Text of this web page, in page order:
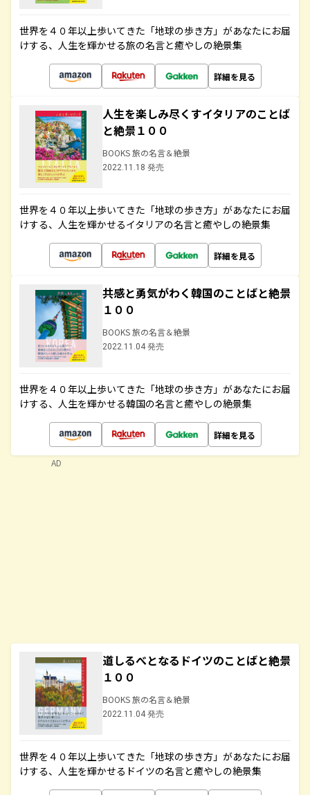
世界を４０年以上歩いてきた「地球の歩き方」があなたにお届
けする、人生を輝かせる旅の名言と癒やしの絶景集
詳細を見る
人生を楽しみ尽くすイタリアのことば
と絶景１００
BOOKS 旅の名言＆絶景
2022.11.18 発売
世界を４０年以上歩いてきた「地球の歩き方」があなたにお届
けする、人生を輝かせるイタリアの名言と癒やしの絶景集
詳細を見る
共感と勇気がわく韓国のことばと絶景
１００
BOOKS 旅の名言＆絶景
2022.11.04 発売
世界を４０年以上歩いてきた「地球の歩き方」があなたにお届
けする、人生を輝かせる韓国の名言と癒やしの絶景集
詳細を見る
道しるべとなるドイツのことばと絶景
１００
BOOKS 旅の名言＆絶景
2022.11.04 発売
世界を４０年以上歩いてきた「地球の歩き方」があなたにお届
けする、人生を輝かせるドイツの名言と癒やしの絶景集
AD